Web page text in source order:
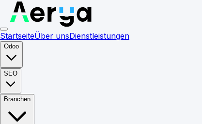
StartseiteÜber unsDienstleistungen
Odoo
SEO
Branchen